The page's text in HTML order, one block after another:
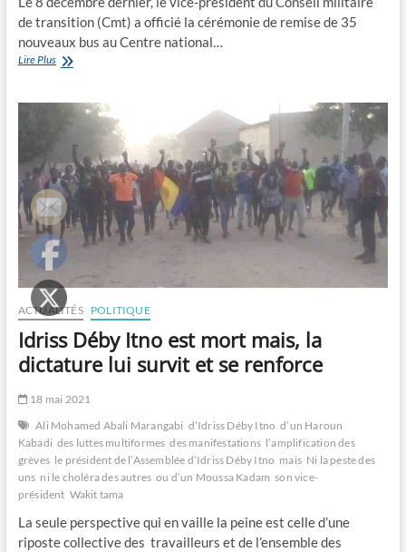
de transition (Cmt) a officié la cérémonie de remise de 35
nouveaux bus au Centre national…
Lire PlusDe
pour
mais…
ACTUALITÉS POLITIQUE
Idriss Déby Itno est mort mais, la
dictature lui survit et se renforce
18 mai 2021
Ali Mohamed Abali Marangabi d’Idriss Déby Itno d’un Haroun
Kabadi des luttes multiformes des manifestations l’amplification des
grèves le président de l’Assemblée d’Idriss Déby Itno mais Ni la peste des
uns ni le choléra des autres ou d’un Moussa Kadam son vice-
président Wakit tama
La seule perspective qui en vaille la peine est celle d’une
riposte collective des travailleurs et de l’ensemble des